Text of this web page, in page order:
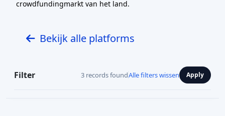
crowdfundingmarkt van het land.
Bekijk alle platforms
Filter 3 records foundAlle filters wissen Apply